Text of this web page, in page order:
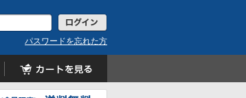
パスワードを忘れた方